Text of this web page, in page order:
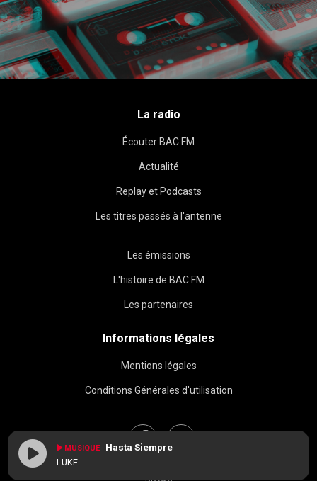
La radio
Écouter BAC FM
Actualité
Replay et Podcasts
Les titres passés à l'antenne
Les émissions
L'histoire de BAC FM
Les partenaires
Informations légales
Mentions légales
Conditions Générales d'utilisation
MUSIQUE Hasta Siempre
LUKE